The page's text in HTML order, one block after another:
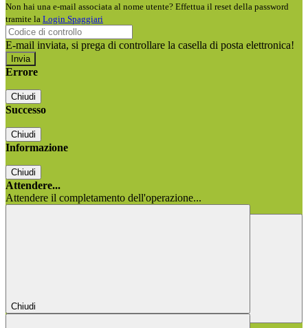
Non hai una e-mail associata al nome utente? Effettua il reset della password
tramite la Login Spaggiari
E-mail inviata, si prega di controllare la casella di posta elettronica!
Errore
Chiudi
Successo
Chiudi
Informazione
Chiudi
Attendere...
Attendere il completamento dell'operazione...
Chiudi